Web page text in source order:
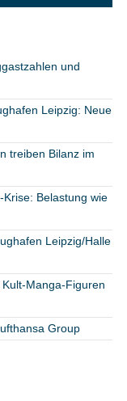
und
Leipzig: Neue
treiben Bilanz im
Belastung wie
Leipzig/Halle
Manga-Figuren
Group